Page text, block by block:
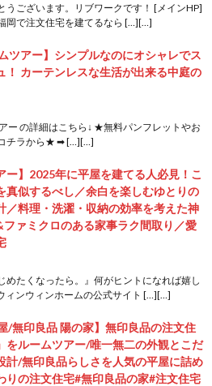
うございます。リブワークです！ [メインHP]
岡で注文住宅を建てるなら […][…]
ツアー】シンプルなのにオシャレでス
！ カーテンレスな生活が出来る中庭の
ー の詳細はこちら↓ ★無料パンフレットやお
チラから★ ➡ […][…]
ー】2025年に平屋を建てる人必見！こ
真似するべし／余白を楽しむゆとりの
／料理・洗濯・収納の効率を考えた神
ファミクロのある家事ラク間取り／愛
めたくなったら。』何がヒントになれば嬉し
ィンウィンホームの公式サイト […][…]
/無印良品 陽の家】無印良品の注文住
をルームツアー/唯一無二の外観とこだ
計/無印良品らしさを人気の平屋に詰め
りの注文住宅#無印良品の家#注文住宅